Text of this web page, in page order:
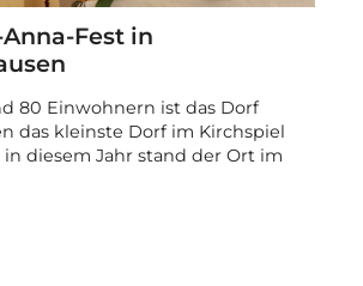
Fest in
80 Einwohnern ist das Dorf
das kleinste Dorf im Kirchspiel
diesem Jahr stand der Ort im